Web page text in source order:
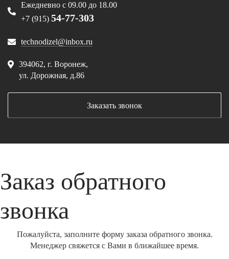
Ежедневно с 09.00 до 18.00
+7 (915) 54-77-303
technodizel@inbox.ru
394062, г. Воронеж,
ул. Дорожная, д.86
Заказать звонок
Заказ обратного
звонка
Пожалуйста, заполните форму заказа обратного звонка.
Менеджер свяжется с Вами в ближайшее время.